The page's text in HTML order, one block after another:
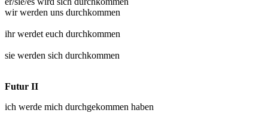
wir werden uns durchkommen
ihr werdet euch durchkommen
sie werden sich durchkommen
Futur II
ich werde mich durchgekommen haben